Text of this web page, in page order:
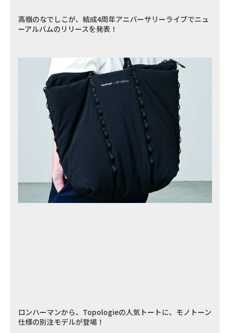
高嶺のなでしこが、結成4周年アニバーサリーライブでニュ
ーアルバムのリリースを発表！
ロンハーマンから、Topologieの人気トートに、モノトーン
仕様の別注モデルが登場！